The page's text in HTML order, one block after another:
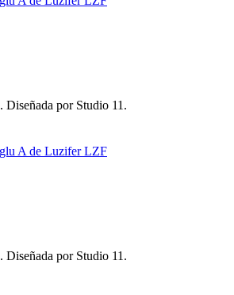
Diseñada por Studio 11.
Diseñada por Studio 11.